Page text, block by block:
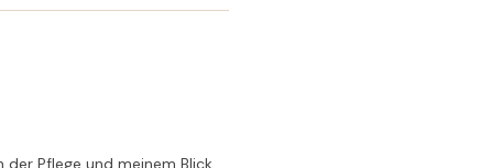
der Pflege und meinem Blick